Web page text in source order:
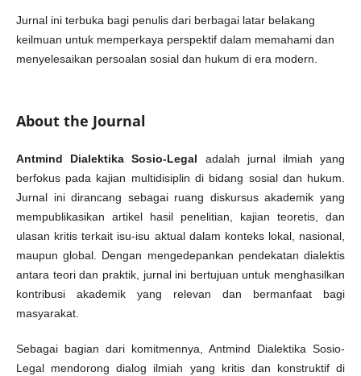
Jurnal ini terbuka bagi penulis dari berbagai latar belakang
keilmuan untuk memperkaya perspektif dalam memahami dan
menyelesaikan persoalan sosial dan hukum di era modern.
About the Journal
Antmind Dialektika Sosio-Legal adalah jurnal ilmiah yang
berfokus pada kajian multidisiplin di bidang sosial dan hukum.
Jurnal ini dirancang sebagai ruang diskursus akademik yang
mempublikasikan artikel hasil penelitian, kajian teoretis, dan
ulasan kritis terkait isu-isu aktual dalam konteks lokal, nasional,
maupun global. Dengan mengedepankan pendekatan dialektis
antara teori dan praktik, jurnal ini bertujuan untuk menghasilkan
kontribusi akademik yang relevan dan bermanfaat bagi
masyarakat.
Sebagai bagian dari komitmennya, Antmind Dialektika Sosio-
Legal mendorong dialog ilmiah yang kritis dan konstruktif di